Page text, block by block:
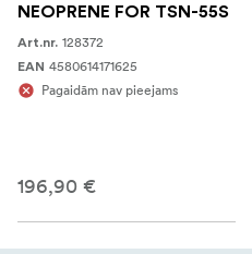
NEOPRENE FOR TSN-55S
Art.nr. 128372
EAN 4580614171625
Pagaidām nav pieejams
196,90 €